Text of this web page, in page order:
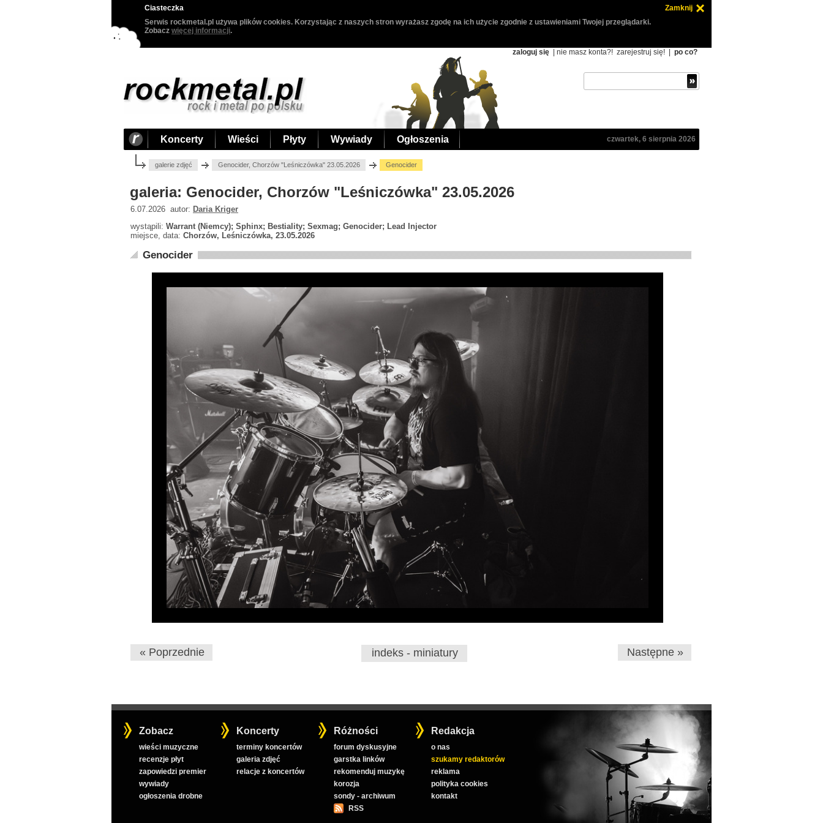
Ciasteczka
Zamknij
Serwis rockmetal.pl używa plików cookies. Korzystając z naszych stron wyrażasz zgodę na ich użycie zgodnie z ustawieniami Twojej przeglądarki.
Zobacz więcej informacji.
zaloguj się | nie masz konta?! zarejestruj się! po co?
Koncerty Wieści Płyty Wywiady Ogłoszenia czwartek, 6 sierpnia 2026
galerie zdjęć Genocider, Chorzów "Leśniczówka" 23.05.2026 Genocider
galeria: Genocider, Chorzów "Leśniczówka" 23.05.2026
6.07.2026 autor: Daria Kriger
wystąpili: Warrant (Niemcy); Sphinx; Bestiality; Sexmag; Genocider; Lead Injector
miejsce, data: Chorzów, Leśniczówka, 23.05.2026
Genocider
« Poprzednie indeks - miniatury Następne »
Zobacz
wieści muzyczne
recenzje płyt
zapowiedzi premier
wywiady
ogłoszenia drobne
Koncerty
terminy koncertów
galeria zdjęć
relacje z koncertów
Różności
forum dyskusyjne
garstka linków
rekomenduj muzykę
korozja
sondy - archiwum
RSS
Redakcja
o nas
szukamy redaktorów
reklama
polityka cookies
kontakt